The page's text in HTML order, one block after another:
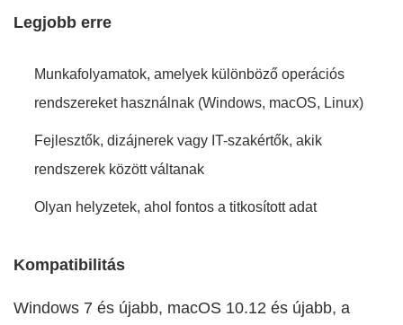
Legjobb erre
Munkafolyamatok, amelyek különböző operációs
rendszereket használnak (Windows, macOS, Linux)
Fejlesztők, dizájnerek vagy IT-szakértők, akik
rendszerek között váltanak
Olyan helyzetek, ahol fontos a titkosított adat
Kompatibilitás
Windows 7 és újabb, macOS 10.12 és újabb, a